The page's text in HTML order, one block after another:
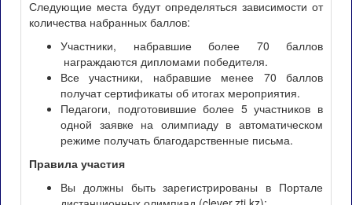
Следующие места будут определяться зависимости от
количества набранных баллов:
Участники, набравшие более 70 баллов
награждаются дипломами победителя.
Все участники, набравшие менее 70 баллов
получат сертификаты об итогах мероприятия.
Педагоги, подготовившие более 5 участников в
одной заявке на олимпиаду в автоматическом
режиме получать благодарственные письма.
Правила участия
Вы должны быть зарегистрированы в Портале